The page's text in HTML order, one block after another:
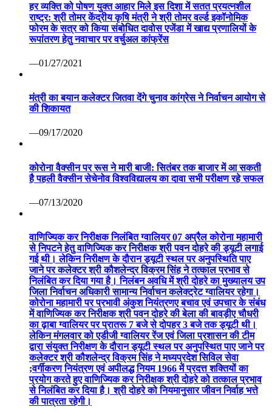
हर व्यक्ति को पोषण युक्त आहार मिले इस दिशा में सतत प्रयत्नशील
राष्ट्र: श्री तोमर केंद्रीय कृषि मंत्री ने श्री तोमर वर्ल्ड इकॉनोमिक
फोरम के सत्र को किया संबोधित दावोस एजेंडा में खाद्य प्रणालियों के
रूपांतरण हेतु नवाचार पर वर्चुअल कांफ्रेंस
—01/27/2021
मंत्री का बयान कलेक्टर जितवा देंगे चुनाव कांग्रेस ने निर्वाचन आयोग से
की शिकायत
—09/17/2020
कोरोना वैक्सीन पर रूस ने मारी बाजी: सितंबर तक बाजार में आ सकती
है पहली वैक्सीन सेचेनोव विश्वविद्यालय का दावा सभी परीक्षण रहे सफल
—07/13/2020
वाणिज्यिक कर निरीक्षक निलंबित ग्वालियर 07 अप्रैल कोरोना महामारी
से निपटने हेतु वाणिज्यिक कर निरीक्षक श्री पवन दोहरे की ड्यूटी लगाई
गई थी। लेकिन निरीक्षण के दौरान ड्यूटी स्थल पर अनुपस्थिति पाए
जाने पर कलेक्टर श्री कौशलेन्द्र विक्रम सिंह ने तत्काल प्रभाव से
निलंबित कर दिया गया है। निलंबन अवधि में श्री दोहरे का मुख्यालय उप
जिला निर्वाचन अधिकारी सामान्य निर्वाचन कलेक्ट्रेट ग्वालियर रहेगा।
कोरोना महामारी पर प्रभावी अंकुश नियंत्रणए बचाव एवं उपचार के संबंध
में वाणिज्यिक कर निरीक्षक श्री पवन दोहरे की बेला की बावड़ीए चौधरी
का ढ़ाबा ग्वालियर पर प्रातरू 7 बजे से दोपहर 3 बजे तक ड्यूटी थी।
लेकिन मंगलवार को एडीजी ग्वालियर रेंज एवं जिला प्रशासन की टीम
द्वारा संयुक्त निरीक्षण के दौरान ड्यूटी स्थल पर अनुपस्थित पाए जाने पर
कलेक्टर श्री कौशलेन्द्र विक्रम सिंह ने मध्यप्रदेश सिविल सेवा
;वर्गीकरण नियंत्रण एवं अपीलद्ध नियम 1966 में प्रदत्त शक्तियों का
प्रयोग करते हुए वाणिज्यिक कर निरीक्षक श्री दोहरे को तत्काल प्रभाव
से निलंबित कर दिया है। श्री दोहरे को नियमानुसार जीवन निर्वाह भत्ते
की पात्रता रहेगी।